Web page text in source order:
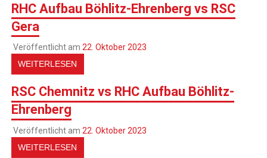
RHC Aufbau Böhlitz-Ehrenberg vs RSC
Gera
Veröffentlicht am 22. Oktober 2023
WEITERLESEN
RSC Chemnitz vs RHC Aufbau Böhlitz-
Ehrenberg
Veröffentlicht am 22. Oktober 2023
WEITERLESEN